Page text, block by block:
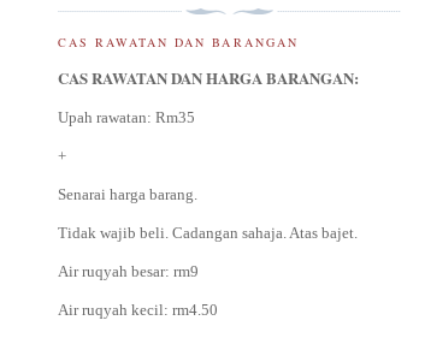
CAS RAWATAN DAN BARANGAN
CAS RAWATAN DAN HARGA BARANGAN:
Upah rawatan: Rm35
+
Senarai harga barang.
Tidak wajib beli. Cadangan sahaja. Atas bajet.
Air ruqyah besar: rm9
Air ruqyah kecil: rm4.50